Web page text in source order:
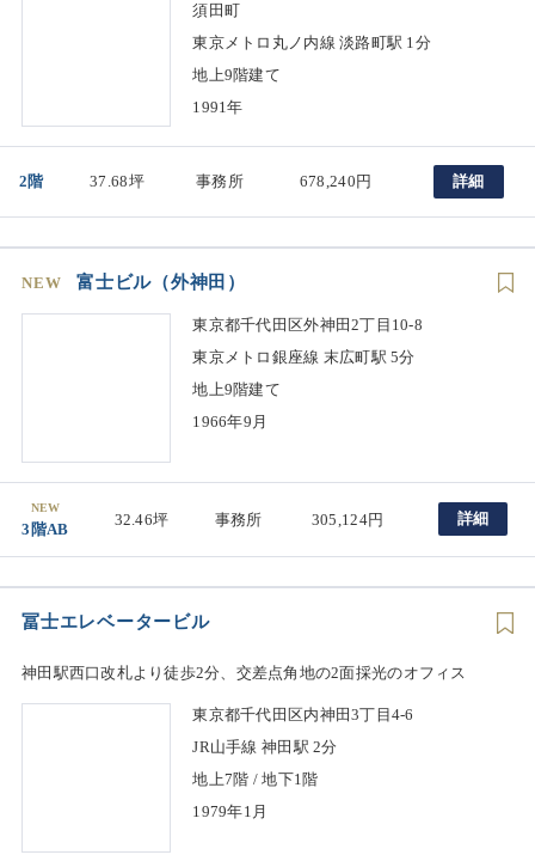
須田町
東京メトロ丸ノ内線 淡路町駅 1分
地上9階建て
1991年
2階 37.68坪 事務所 678,240円 詳細
NEW 富士ビル（外神田）
東京都千代田区外神田2丁目10-8
東京メトロ銀座線 末広町駅 5分
地上9階建て
1966年9月
NEW
3階AB
32.46坪 事務所 305,124円 詳細
冨士エレベータービル
神田駅西口改札より徒歩2分、交差点角地の2面採光のオフィス
東京都千代田区内神田3丁目4-6
JR山手線 神田駅 2分
地上7階 / 地下1階
1979年1月